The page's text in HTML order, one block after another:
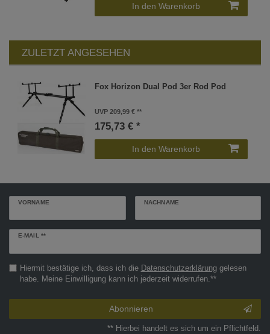
In den Warenkorb
ZULETZT ANGESEHEN
Fox Horizon Dual Pod 3er Rod Pod
UVP 209,99 €
175,73 € *
In den Warenkorb
VORNAME NACHNAME
E-MAIL **
Newsletter
Hiermit bestätige ich, dass ich die Daten­schutz­erklärunggelesen
habe. Meine Einwilligung kann ich jederzeit widerrufen.**
Abonnieren
** Hierbei handelt es sich um ein Pflichtfeld.